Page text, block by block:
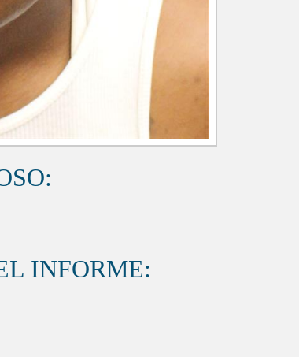
INFORME: